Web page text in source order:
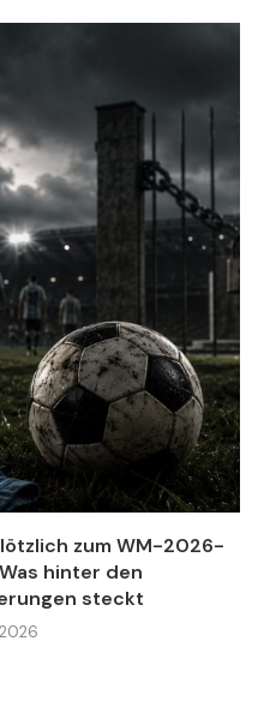
zum WM-2026-
hinter den
steckt